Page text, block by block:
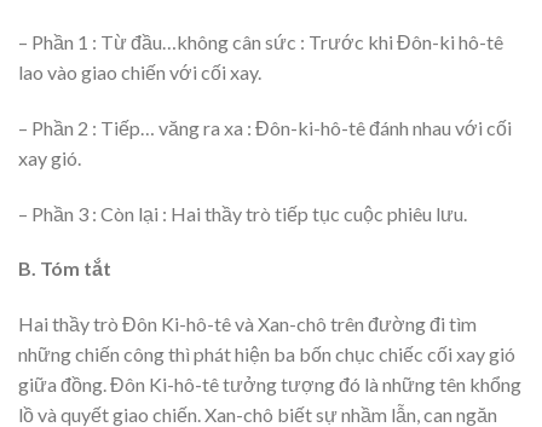
– Phần 1 : Từ đầu…không cân sức : Trước khi Đôn-ki hô-tê
lao vào giao chiến với cối xay.
– Phần 2 : Tiếp… văng ra xa : Đôn-ki-hô-tê đánh nhau với cối
xay gió.
– Phần 3 : Còn lại : Hai thầy trò tiếp tục cuộc phiêu lưu.
B. Tóm tắt
Hai thầy trò Đôn Ki-hô-tê và Xan-chô trên đường đi tìm
những chiến công thì phát hiện ba bốn chục chiếc cối xay gió
giữa đồng. Đôn Ki-hô-tê tưởng tượng đó là những tên khổng
lồ và quyết giao chiến. Xan-chô biết sự nhầm lẫn, can ngăn